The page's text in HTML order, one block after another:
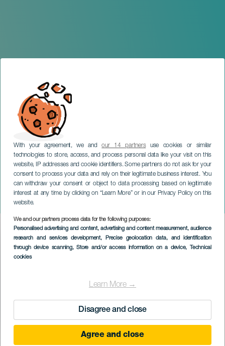
With your agreement, we andour 14 partnersuse cookies or similar
technologies to store, access, and process personal data like your visit on this
website, IP addresses and cookie identifiers. Some partners do not ask for your
consent to process your data and rely on their legitimate business interest. You
can withdraw your consent or object to data processing based on legitimate
interest at any time by clicking on “Learn More” or in our Privacy Policy on this
website.
We and our partners process data for the following purposes:
Personalised advertising and content, advertising and content measurement, audience
research and services development, Precise geolocation data, and identification
through device scanning, Store and/or access information on a device, Technical
cookies
Learn More →
Disagree and close
Agree and close
Zimní představení: Canto
Cruzado
GRAN CANARIA
Imagen
Listado